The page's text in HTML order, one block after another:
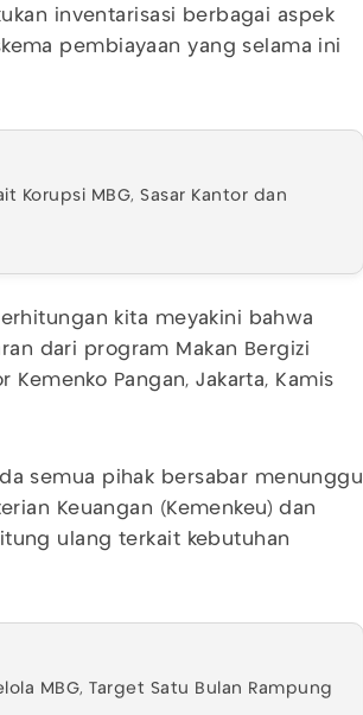
inventarisasi berbagai aspek
pembiayaan yang selama ini
Korupsi MBG, Sasar Kantor dan
kita meyakini bahwa
dari program Makan Bergizi
Pangan, Jakarta, Kamis
semua pihak bersabar menunggu
Keuangan (Kemenkeu) dan
ulang terkait kebutuhan
MBG, Target Satu Bulan Rampung